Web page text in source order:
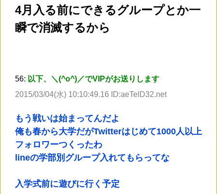
4月入る前にできるグループとか一
瞬で消滅するから
56: 以下、＼(^o^)／でVIPがお送りします
2015/03/04(水) 10:10:49.16 ID:aeTelD32.net
もう戦いは始まってんだよ
俺も春から大学だがTwitterはじめて1000人以上
フォロワーつくったわ
lineの学部別グループ入れてもらってな
入学式前に遊びに行く予定